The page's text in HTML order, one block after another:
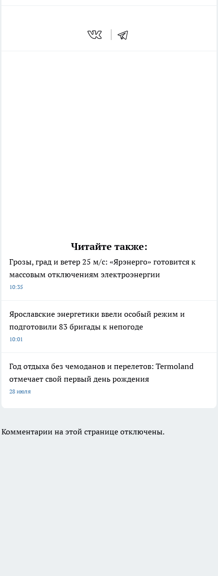
Читайте также:
Грозы, град и ветер 25 м/с: «Ярэнерго» готовится к
массовым отключениям электроэнергии
10:35
Ярославские энергетики ввели особый режим и
подготовили 83 бригады к непогоде
10:01
Год отдыха без чемоданов и перелетов: Termoland
отмечает свой первый день рождения
28 июля
Комментарии на этой странице отключены.